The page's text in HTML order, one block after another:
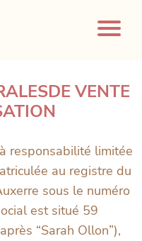
VENTE
responsabilité limitée
au registre du
sous le numéro
est situé 59
“Sarah Ollon”),